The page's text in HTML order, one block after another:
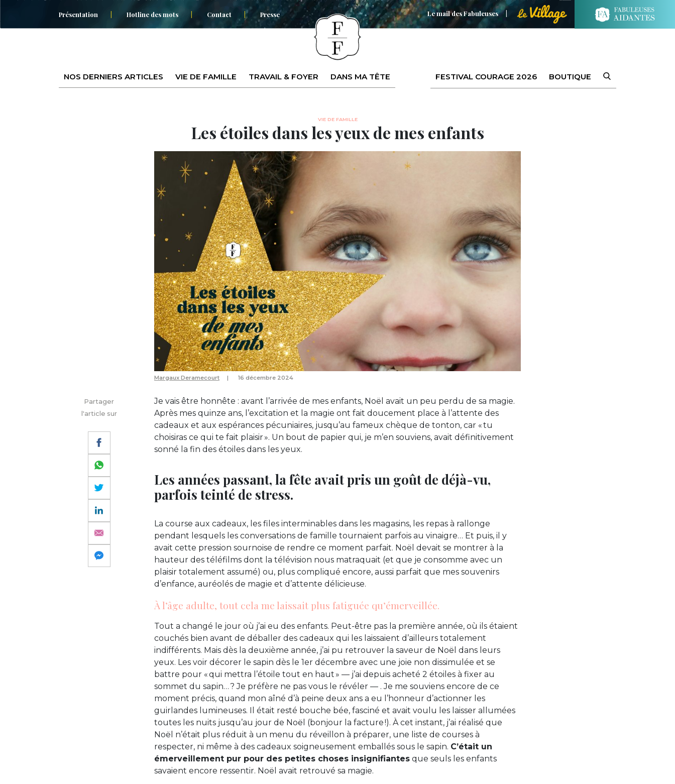
Présentation Hotline des mots Contact Presse Le mail des Fabuleuses
NOS DERNIERS ARTICLES VIE DE FAMILLE TRAVAIL & FOYER DANS MA TÊTE FESTIVAL COURAGE 2026 BOUTIQUE
VIE DE FAMILLE
Les étoiles dans les yeux de mes enfants
Margaux Deramecourt 16 décembre 2024
Partager
l'article sur
Je vais être honnête : avant l’arrivée de mes enfants, Noël avait un peu perdu de sa magie.
Après mes quinze ans, l’excitation et la magie ont fait doucement place à l’attente des
cadeaux et aux espérances pécuniaires, jusqu’au fameux chèque de tonton, car « tu
choisiras ce qui te fait plaisir ». Un bout de papier qui, je m’en souviens, avait définitivement
sonné la fin des étoiles dans les yeux.
Les années passant, la fête avait pris un goût de déjà-vu,
parfois teinté de stress.
La course aux cadeaux, les files interminables dans les magasins, les repas à rallonge
pendant lesquels les conversations de famille tournaient parfois au vinaigre… Et puis, il y
avait cette pression sournoise de rendre ce moment parfait. Noël devait se montrer à la
hauteur des téléfilms dont la télévision nous matraquait (et que je consomme avec un
plaisir totalement assumé) ou, plus compliqué encore, aussi parfait que mes souvenirs
d’enfance, auréolés de magie et d’attente délicieuse.
À l’âge adulte, tout cela me laissait plus fatiguée qu’émerveillée.
Tout a changé le jour où j’ai eu des enfants. Peut-être pas la première année, où ils étaient
couchés bien avant de déballer des cadeaux qui les laissaient d’ailleurs totalement
indifférents. Mais dès la deuxième année, j’ai pu retrouver la saveur de Noël dans leurs
yeux. Les voir décorer le sapin dès le 1er décembre avec une joie non dissimulée et se
battre pour « qui mettra l’étoile tout en haut » — j’ai depuis acheté 2 étoiles à fixer au
sommet du sapin… ? Je préfère ne pas vous le révéler — . Je me souviens encore de ce
moment précis, quand mon aîné d’à peine deux ans a eu l’honneur d’actionner les
guirlandes lumineuses. Il était resté bouche bée, fasciné et avait voulu les laisser allumées
toutes les nuits jusqu’au jour de Noël (bonjour la facture !). À cet instant, j’ai réalisé que
Noël n’était plus réduit à un menu du réveillon à préparer, une liste de courses à
respecter, ni même à des cadeaux soigneusement emballés sous le sapin. C’était un
émerveillement pur pour des petites choses insignifiantes que seuls les enfants
savaient encore ressentir. Noël avait retrouvé sa magie.